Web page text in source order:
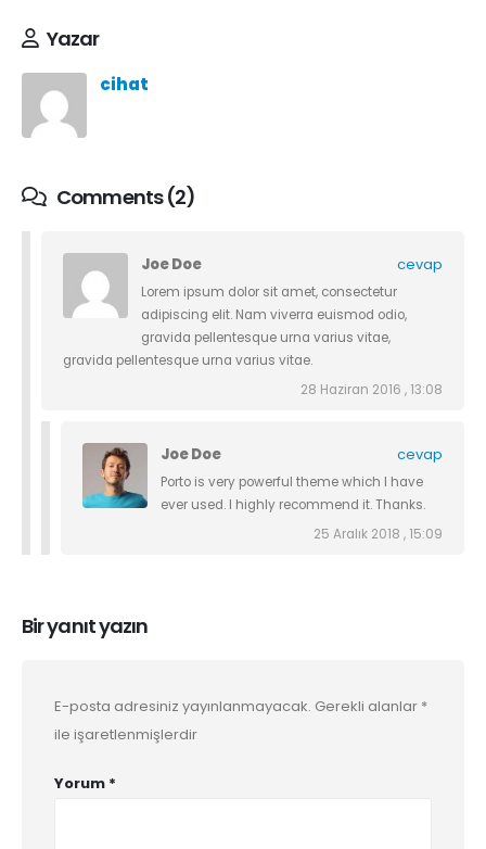
Yazar
cihat
Comments (2)
Joe Doe cevap
Lorem ipsum dolor sit amet, consectetur
adipiscing elit. Nam viverra euismod odio,
gravida pellentesque urna varius vitae,
gravida pellentesque urna varius vitae.
28 Haziran 2016 , 13:08
Joe Doe cevap
Porto is very powerful theme which I have
ever used. I highly recommend it. Thanks.
25 Aralık 2018 , 15:09
Bir yanıt yazın
E-posta adresiniz yayınlanmayacak. Gerekli alanlar *
ile işaretlenmişlerdir
Yorum *